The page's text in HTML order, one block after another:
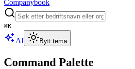
Companybook
⌘K
AI Bytt tema
Command Palette